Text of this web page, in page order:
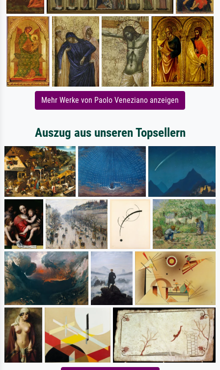
Mehr Werke von Paolo Veneziano anzeigen
Auszug aus unseren Topsellern